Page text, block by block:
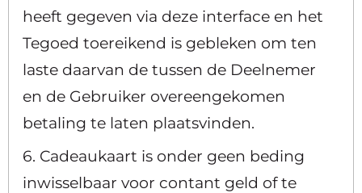
heeft gegeven via deze interface en het
Tegoed toereikend is gebleken om ten
laste daarvan de tussen de Deelnemer
en de Gebruiker overeengekomen
betaling te laten plaatsvinden.
6. Cadeaukaart is onder geen beding
inwisselbaar voor contant geld of te